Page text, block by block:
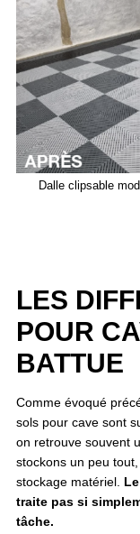
Dalle clipsable
LES
POUR
BATTUE
Comme évoqué
sols pour cave sont
on retrouve souvent
stockons un peu
stockage matériel.
traite pas si
tâche.